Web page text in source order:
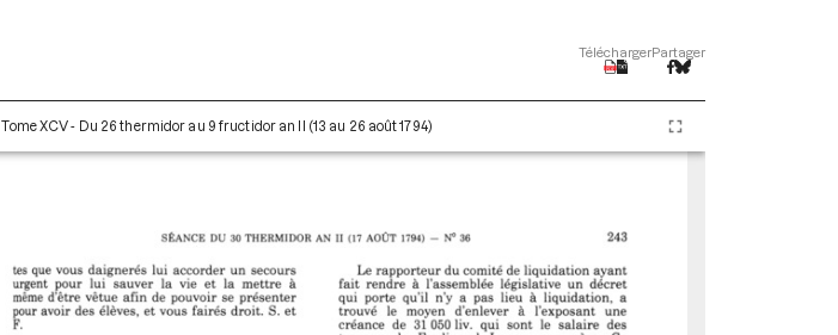
TéléchargerPartager
Tome XCV - Du 26 thermidor au 9 fructidor an II (13 au 26 août 1794)